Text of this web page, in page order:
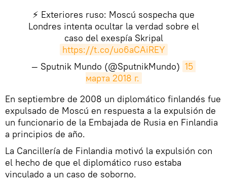
⚡️ Exteriores ruso: Moscú sospecha que
Londres intenta ocultar la verdad sobre el
caso del exespía Skripal
https://t.co/uo6aCAiREY
— Sputnik Mundo (@SputnikMundo) 15
марта 2018 г.
En septiembre de 2008 un diplomático finlandés fue
expulsado de Moscú en respuesta a la expulsión de
un funcionario de la Embajada de Rusia en Finlandia
a principios de año.
La Cancillería de Finlandia motivó la expulsión con
el hecho de que el diplomático ruso estaba
vinculado a un caso de soborno.